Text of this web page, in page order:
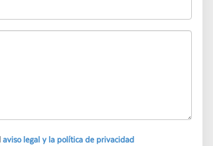
aviso legal y la política de privacidad